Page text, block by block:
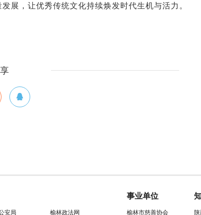
展，让优秀传统文化持续焕发时代生机与活力。
安局 榆林政法网
事业单位
榆林市慈善协会